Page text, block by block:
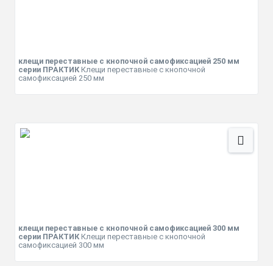
клещи переставные с кнопочной самофиксацией 250 мм
серии ПРАКТИККлещи переставные с кнопочной
самофиксацией 250 мм
клещи переставные с кнопочной самофиксацией 300 мм
серии ПРАКТИККлещи переставные с кнопочной
самофиксацией 300 мм